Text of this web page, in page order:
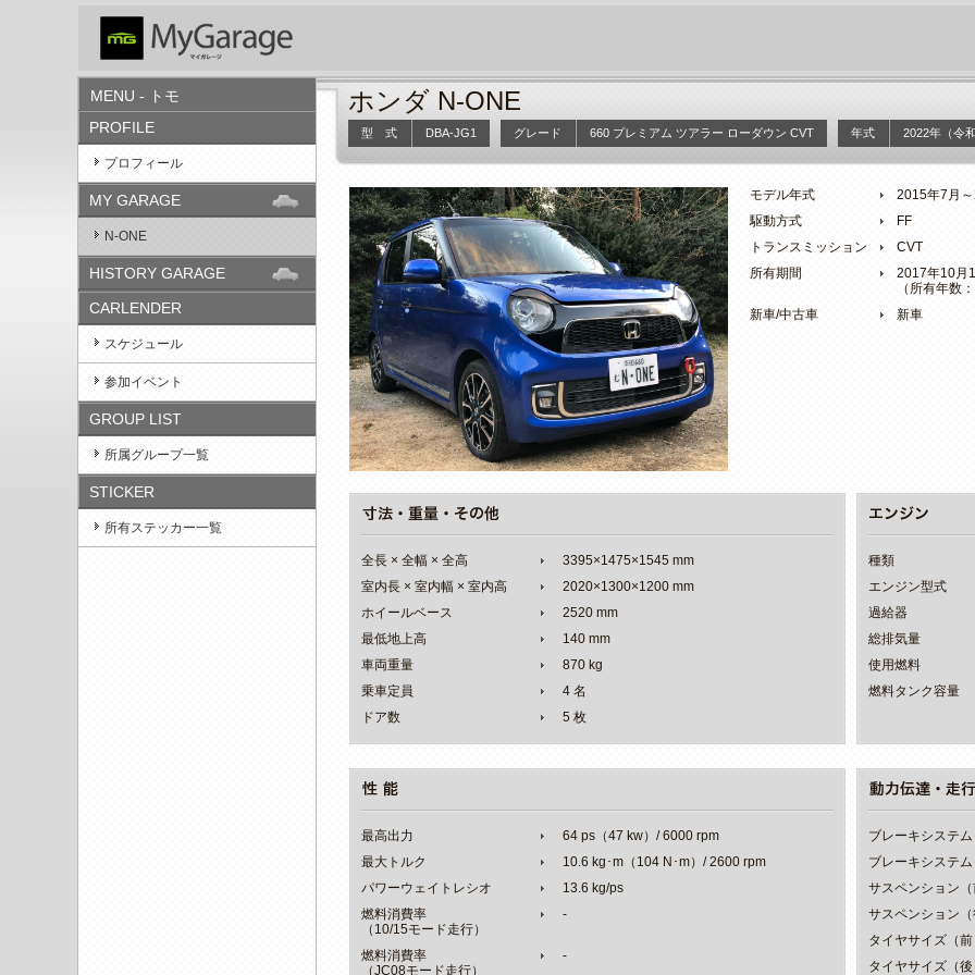
MENU - トモ
PROFILE
プロフィール
MY GARAGE
N-ONE
HISTORY GARAGE
CARLENDER
スケジュール
参加イベント
GROUP LIST
所属グループ一覧
STICKER
所有ステッカー一覧
ホンダ N-ONE
型 式 DBA-JG1 グレード 660 プレミアム ツアラー ローダウン CVT 年式 2022年（令
モデル年式
2015年7月
駆動方式
FF
トランスミッション
CVT
所有期間
2017年10月
（所有年数
新車/中古車
新車
全長 × 全幅 × 全高
3395×1475×1545 mm
室内長 × 室内幅 × 室内高
2020×1300×1200 mm
ホイールベース
2520 mm
最低地上高
140 mm
車両重量
870 kg
乗車定員
4 名
ドア数
5 枚
最高出力
64 ps（47 kw）/ 6000 rpm
最大トルク
10.6 kg･m（104 N･m）/ 2600 rpm
パワーウェイトレシオ
13.6 kg/ps
燃料消費率
（10/15モード走行）
-
燃料消費率
（JC08モード走行）
-
種類
エンジン型式
過給器
総排気量
使用燃料
燃料タンク容量
ブレーキシステ
ブレーキシステ
サスペンション（
サスペンション（
タイヤサイズ（前
タイヤサイズ（後